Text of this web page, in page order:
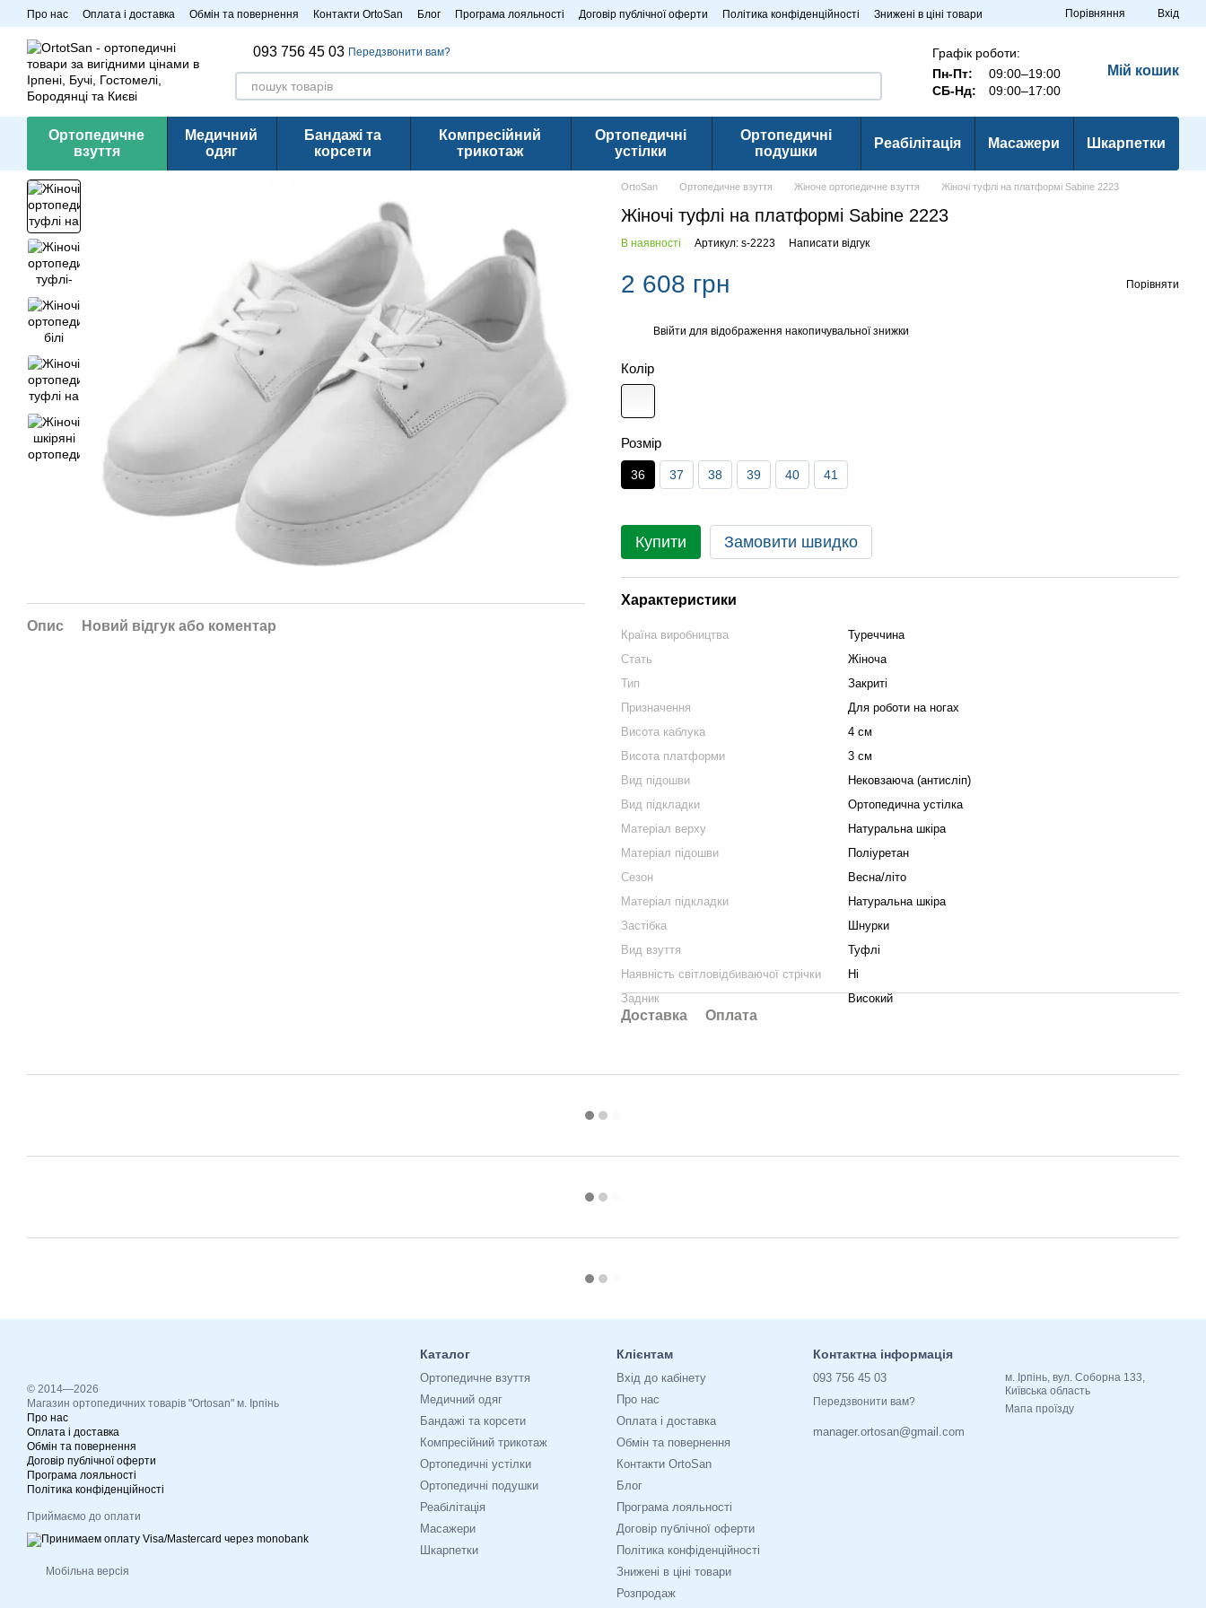
Перейти до основного контенту
Про нас Оплата і доставка Обмін та повернення Контакти OrtoSan Блог Програма лояльності Договір публічної оферти Політика конфіденційності
Знижені в ціні товари
Порівняння Вхід
093 756 45 03 Передзвонити вам?
Графік роботи:
Пн-Пт:
09:00–19:00
СБ-Нд:
09:00–17:00
Мій кошик
Ортопедичне
взуття
Медичний
одяг
Бандажі та
корсети
Компресійний
трикотаж
Ортопедичні
устілки
Ортопедичні
подушки
Реабілітація Масажери Шкарпетки
Опис Новий відгук або коментар
OrtoSan Ортопедичне взуття Жіноче ортопедичне взуття Жіночі туфлі на платформі Sabine 2223
Жіночі туфлі на платформі Sabine 2223
В наявності Артикул: s-2223 Написати відгук
2 608 грн Порівняти
Ввійти для відображення накопичувальної знижки
Колір
Розмір
36 37 38 39 40 41
Купити Замовити швидко
Характеристики
Країна виробництва
Туреччина
Стать
Жіноча
Тип
Закриті
Призначення
Для роботи на ногах
Висота каблука
4 см
Висота платформи
3 см
Вид підошви
Нековзаюча (антисліп)
Вид підкладки
Ортопедична устілка
Матеріал верху
Натуральна шкіра
Матеріал підошви
Поліуретан
Сезон
Весна/літо
Матеріал підкладки
Натуральна шкіра
Застібка
Шнурки
Вид взуття
Туфлі
Наявність світловідбиваючої стрічки
Ні
Задник
Високий
Доставка Оплата
© 2014—2026
Магазин ортопедичних товарів "Ortosan" м. Ірпінь
Про нас
Оплата і доставка
Обмін та повернення
Договір публічної оферти
Програма лояльності
Політика конфіденційності
Приймаємо до оплати
Мобільна версія
Каталог
Ортопедичне взуття
Медичний одяг
Бандажі та корсети
Компресійний трикотаж
Ортопедичні устілки
Ортопедичні подушки
Реабілітація
Масажери
Шкарпетки
Клієнтам
Вхід до кабінету
Про нас
Оплата і доставка
Обмін та повернення
Контакти OrtoSan
Блог
Програма лояльності
Договір публічної оферти
Політика конфіденційності
Знижені в ціні товари
Розпродаж
Контактна інформація
093 756 45 03
Передзвонити вам?
manager.ortosan@gmail.com
м. Ірпінь, вул. Соборна 133,
Київська область
Мапа проїзду